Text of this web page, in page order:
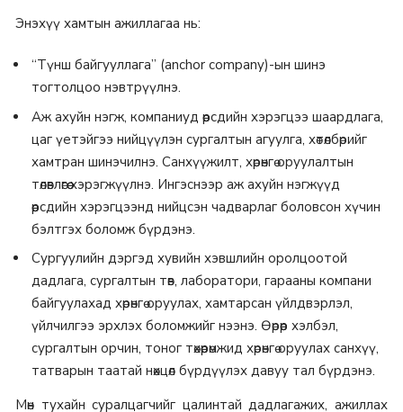
Энэхүү хамтын ажиллагаа нь:
“Түнш байгууллага” (anchor company)-ын шинэ
тогтолцоо нэвтрүүлнэ.
Аж ахуйн нэгж, компаниуд өөрсдийн хэрэгцээ шаардлага,
цаг үетэйгээ нийцүүлэн сургалтын агуулга, хөтөлбөрийг
хамтран шинэчилнэ. Санхүүжилт, хөрөнгө оруулалтын
төлөвлөгөө хэрэгжүүлнэ. Ингэснээр аж ахуйн нэгжүүд
өөрсдийн хэрэгцээнд нийцсэн чадварлаг боловсон хүчин
бэлтгэх боломж бүрдэнэ.
Сургуулийн дэргэд хувийн хэвшлийн оролцоотой
дадлага, сургалтын төв, лаборатори, гарааны компани
байгуулахад хөрөнгө оруулах, хамтарсан үйлдвэрлэл,
үйлчилгээ эрхлэх боломжийг нээнэ.​ Өөрөөр хэлбэл,
сургалтын орчин, тоног төхөөрөмжид хөрөнгө оруулах санхүү,
татварын таатай нөхцөл бүрдүүлэх давуу тал бүрдэнэ.
Мөн тухайн суралцагчийг цалинтай дадлагажих, ажиллах